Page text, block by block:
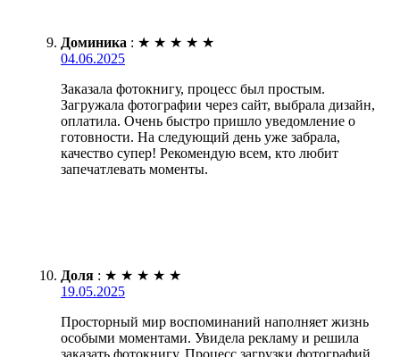
Доминика : ★ ★ ★ ★ ★
04.06.2025
Заказала фотокнигу, процесс был простым.
Загружала фотографии через сайт, выбрала дизайн,
оплатила. Очень быстро пришло уведомление о
готовности. На следующий день уже забрала,
качество супер! Рекомендую всем, кто любит
запечатлевать моменты.
Доля : ★ ★ ★ ★ ★
19.05.2025
Просторный мир воспоминаний наполняет жизнь
особыми моментами. Увидела рекламу и решила